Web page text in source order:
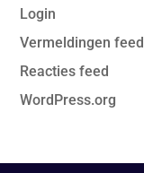
Login
Vermeldingen feed
Reacties feed
WordPress.org